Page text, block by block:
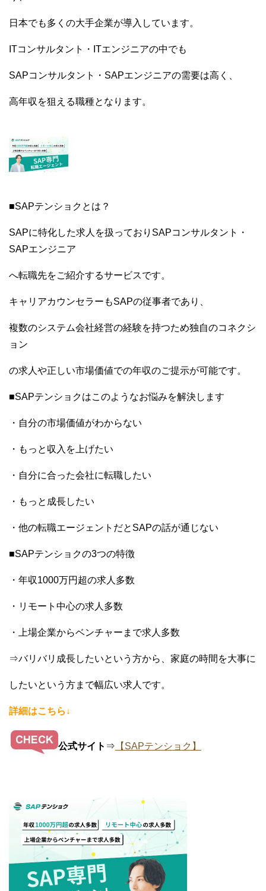
日本でも多くの大手企業が導入しています。
ITコンサルタント・ITエンジニアの中でも
SAPコンサルタント・SAPエンジニアの需要は高く、
高年収を狙える職種となります。
■SAPテンショクとは？
SAPに特化した求人を扱っておりSAPコンサルタント・
SAPエンジニア
へ転職先をご紹介するサービスです。
キャリアカウンセラーもSAPの従事者であり、
複数のシステム会社経営の経験を持つため独自のコネクシ
ョン
の求人や正しい市場価値での年収のご提示が可能です。
■SAPテンショクはこのようなお悩みを解決します
・自分の市場価値がわからない
・もっと収入を上げたい
・自分に合った会社に転職したい
・もっと成長したい
・他の転職エージェントだとSAPの話が通じない
■SAPテンショクの3つの特徴
・年収1000万円超の求人多数
・リモート中心の求人多数
・上場企業からベンチャーまで求人多数
⇒バリバリ成長したいという方から、家庭の時間を大事に
したいという方まで幅広い求人です。
詳細はこちら↓
公式サイト ⇒ 【SAPテンショク】